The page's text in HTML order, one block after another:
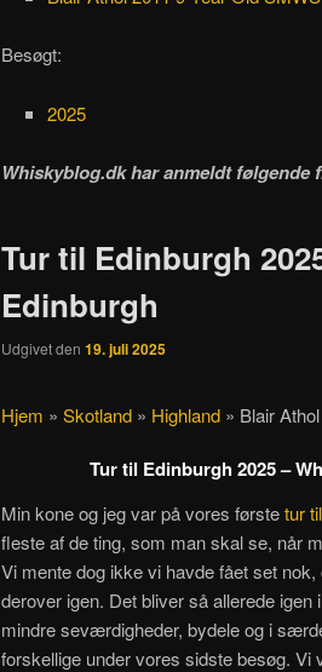
Besøgt:
2025
Whiskyblog.dk har anmeldt følgende
Tur til Edinburgh
Edinburgh
Udgivet den 19. juli 2025
Hjem » Skotland » Highland » Blair
Tur til Edinburgh 2025 –
Min kone og jeg var på vores førstetur
fleste af de ting, som man skal se, når
Vi mente dog ikke vi havde fået set
derover igen. Det bliver så allerede
mindre seværdigheder, bydele og i
forskellige under vores sidste besøg.